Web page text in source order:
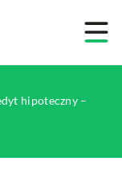
hipoteczny –